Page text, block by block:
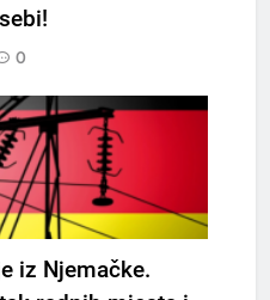
0
iz Njemačke.